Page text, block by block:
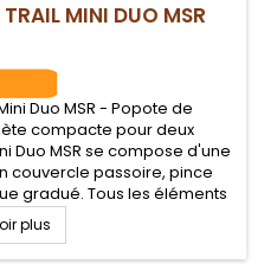
MINI DUO MSR
Duo MSR - Popote de
compacte pour deux
Duo MSR se compose d'une
couvercle passoire, pince
gradué. Tous les éléments
un gain de place
plus